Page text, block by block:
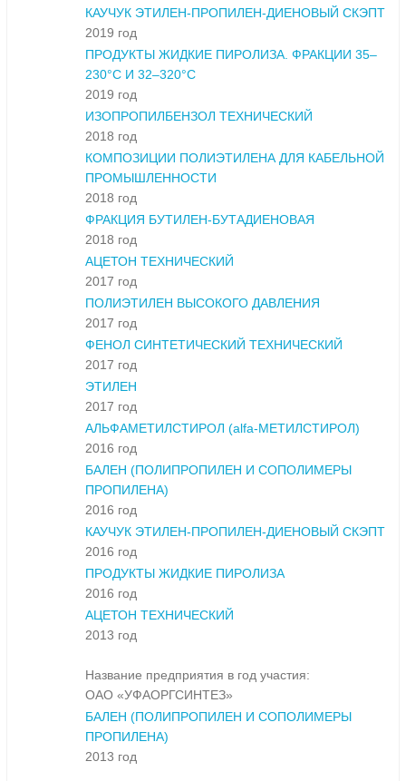
КАУЧУК ЭТИЛЕН-ПРОПИЛЕН-ДИЕНОВЫЙ СКЭПТ
2019 год
ПРОДУКТЫ ЖИДКИЕ ПИРОЛИЗА. ФРАКЦИИ 35–
230°С И 32–320°С
2019 год
ИЗОПРОПИЛБЕНЗОЛ ТЕХНИЧЕСКИЙ
2018 год
КОМПОЗИЦИИ ПОЛИЭТИЛЕНА ДЛЯ КАБЕЛЬНОЙ
ПРОМЫШЛЕННОСТИ
2018 год
ФРАКЦИЯ БУТИЛЕН-БУТАДИЕНОВАЯ
2018 год
АЦЕТОН ТЕХНИЧЕСКИЙ
2017 год
ПОЛИЭТИЛЕН ВЫСОКОГО ДАВЛЕНИЯ
2017 год
ФЕНОЛ СИНТЕТИЧЕСКИЙ ТЕХНИЧЕСКИЙ
2017 год
ЭТИЛЕН
2017 год
АЛЬФАМЕТИЛСТИРОЛ (alfa-МЕТИЛСТИРОЛ)
2016 год
БАЛЕН (ПОЛИПРОПИЛЕН И СОПОЛИМЕРЫ
ПРОПИЛЕНА)
2016 год
КАУЧУК ЭТИЛЕН-ПРОПИЛЕН-ДИЕНОВЫЙ СКЭПТ
2016 год
ПРОДУКТЫ ЖИДКИЕ ПИРОЛИЗА
2016 год
АЦЕТОН ТЕХНИЧЕСКИЙ
2013 год
Название предприятия в год участия:
ОАО «УФАОРГСИНТЕЗ»
БАЛЕН (ПОЛИПРОПИЛЕН И СОПОЛИМЕРЫ
ПРОПИЛЕНА)
2013 год